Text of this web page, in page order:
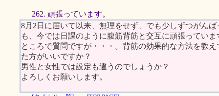
262. 頑張っています。
8月2日に届いて以来、無理をせず、でも少しずつがん
も、今では日課のように腹筋背筋と交互に頑張っていま
ところで質問ですが・・・。背筋の効果的な方法を教
た方がいいですか？
男性と女性では設定も違うのでしょうか？
よろしくお願いします。